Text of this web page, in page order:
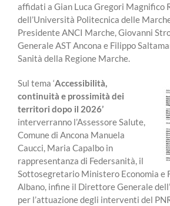
affidati a Gian Luca Gregori Magnifico
dell’Università Politecnica delle
Presidente ANCI Marche, Giovanni
Generale AST Ancona e Filippo
Sanità della Regione Marche.
Sul tema ‘Accessibilità,
continuità e prossimità dei
territori dopo il 2026’
interverranno l’Assessore Salute,
Comune di Ancona Manuela
Caucci, Maria Capalbo in
rappresentanza di Federsanità, il
Sottosegretario Ministero Economia e
Albano, infine il Direttore Generale
per l’attuazione degli interventi del